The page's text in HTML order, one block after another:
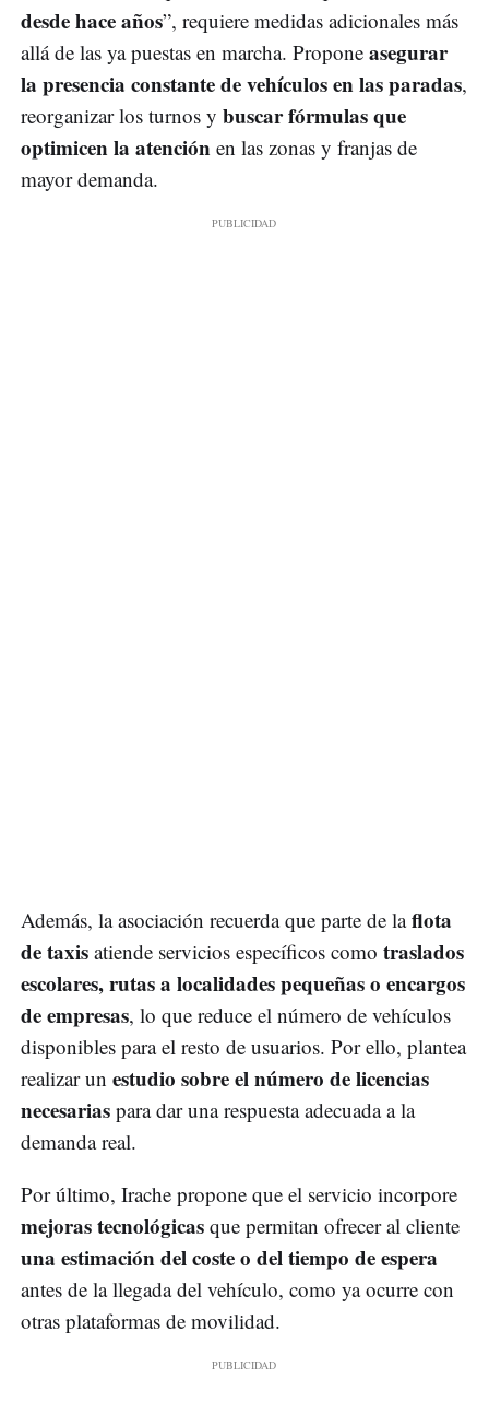
desde hace años”, requiere medidas adicionales más
allá de las ya puestas en marcha. Propone asegurar
la presencia constante de vehículos en las paradas,
reorganizar los turnos y buscar fórmulas que
optimicen la atención en las zonas y franjas de
mayor demanda.
Además, la asociación recuerda que parte de laflota
de taxis atiende servicios específicos como traslados
escolares, rutas a localidades pequeñas o encargos
de empresas, lo que reduce el número de vehículos
disponibles para el resto de usuarios. Por ello, plantea
realizar un estudio sobre el número de licencias
necesarias para dar una respuesta adecuada a la
demanda real.
Por último, Irache propone que el servicio incorpore
mejoras tecnológicas que permitan ofrecer al cliente
una estimación del coste o del tiempo de espera
antes de la llegada del vehículo, como ya ocurre con
otras plataformas de movilidad.